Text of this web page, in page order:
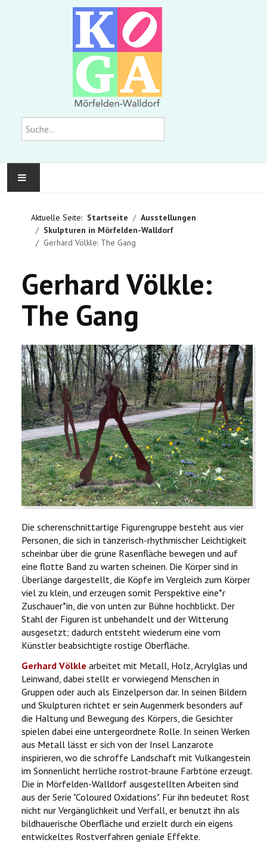
Suchen
AUSSTELLUNGEN
Aktuelle Seite: Startseite
Ausstellungen
Skulpturen in Mörfelden-Walldorf
Gerhard Völkle: The Gang
Gerhard Völkle:
The Gang
Die scherenschnittartige Figurengruppe besteht aus vier
Personen, die sich in tänzerisch-rhythmischer Leichtigkeit
scheinbar über die grüne Rasenfläche bewegen und auf
eine flotte Band zu warten scheinen. Die Körper sind in
Überlänge dargestellt, die Köpfe im Vergleich zum Körper
viel zu klein, und erzeugen somit Perspektive eine*r
Zuschauer*in, die von unten zur Bühne hochblickt. Der
Stahl der Figuren ist unbehandelt und der Witterung
ausgesetzt; dadurch entsteht wiederum eine vom
Künstler beabsichtigte rostige Oberfläche.
Gerhard Völkle arbeitet mit Metall, Holz, Acrylglas und
Leinwand, dabei stellt er vorwiegend Menschen in
Gruppen oder auch als Einzelperson dar. In seinen Bildern
und Skulpturen richtet er sein Augenmerk besonders auf
die Haltung und Bewegung des Körpers, die Gesichter
spielen dabei eine untergeordnete Rolle. In seinen Werken
aus Metall lässt er sich von der Insel Lanzarote
inspirieren, wo die schroffe Landschaft mit Vulkangestein
im Sonnenlicht herrliche rostrot-braune Farbtöne erzeugt.
Die in Mörfelden-Walldorf ausgestellten Arbeiten sind
aus der Serie "Coloured Oxidations". Für ihn bedeutet Rost
nicht nur Vergänglichkeit und Verfall, er benutzt ihn als
bildhauerische Oberfläche und erzielt durch ein eigens
entwickeltes Rostverfahren geniale Effekte.